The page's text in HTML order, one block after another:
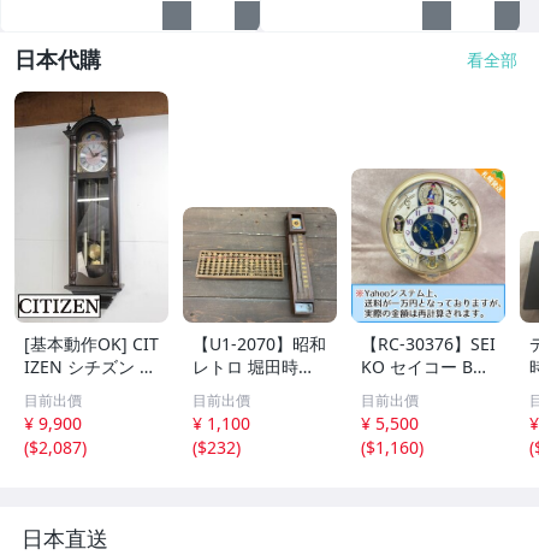
日本代購 看全部
[基本動作OK] CIT
IZEN シチズン リ
ズム時計 掛時計
柱時計 置時計 電
池式 ビンテージ
アンティーク レ
目前出價
¥ 9,900
($2,087)
【U1-2070】昭和
レトロ 堀田時計
店 水晶和時計 尺
時計 掛け 木製 そ
ろばん アンティ
ーク 雑貨まとめ
目前出價
¥ 1,100
($232)
【RC-30376】SEI
KO セイコー BC1
10G 壁掛け時計
からくり時計 Wa
ve Symphony ウ
ェーブシンフォニ
目前出價
¥ 5,500
($1,160)
(
日本直送